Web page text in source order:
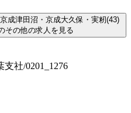
成津田沼・京成大久保・実籾(43)
その他の求人を見る
社/0201_1276